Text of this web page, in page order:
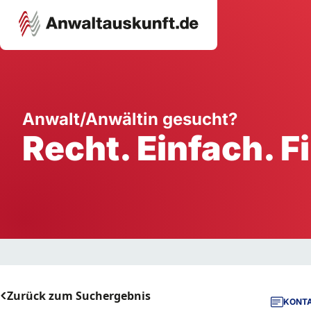
Ausbildung
Handwerk
Dienstleistung
Anwalt/Anwältin gesucht?
Recht. Einfach.
Zurück zum Suchergebnis